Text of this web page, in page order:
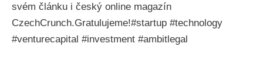
svém článku i český online magazín
CzechCrunch.Gratulujeme!#startup #technology
#venturecapital #investment #ambitlegal